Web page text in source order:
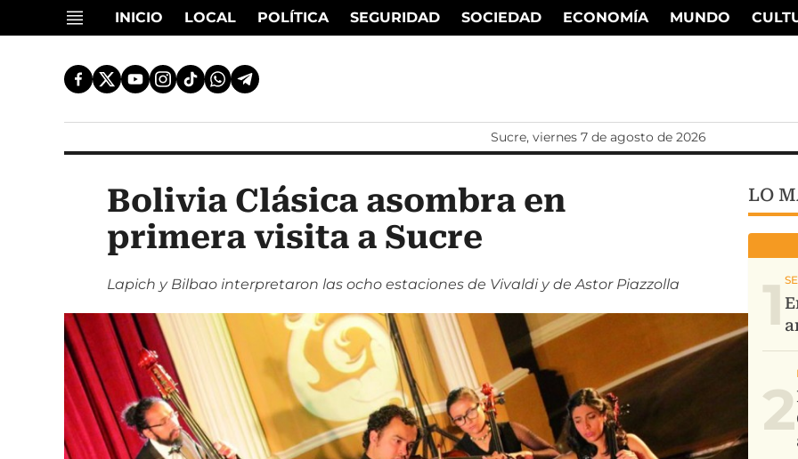
INICIO LOCAL POLÍTICA SEGURIDAD SOCIEDAD ECONOMÍA MUNDO
Sucre, viernes 7 de agosto de 2026
Bolivia Clásica asombra en
primera visita a Sucre
Lapich y Bilbao interpretaron las ocho estaciones de Vivaldi y de Astor Piazzolla
LO
1
2